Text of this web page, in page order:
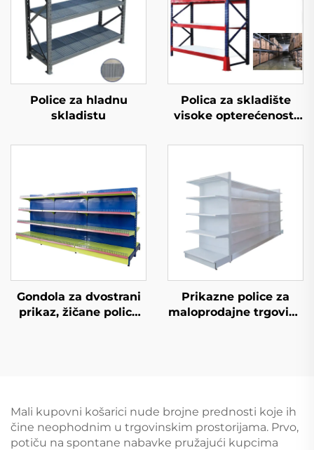
Police za hladnu
skladistu
Polica za skladište
visoke opterećenosti
Gondola za dvostrani
prikaz, žičane police
Prikazne police za
maloprodajne trgovine
Mali kupovni košarici nude brojne prednosti koje ih
čine neophodnim u trgovinskim prostorijama. Prvo,
potiču na spontane nabavke pružajući kupcima